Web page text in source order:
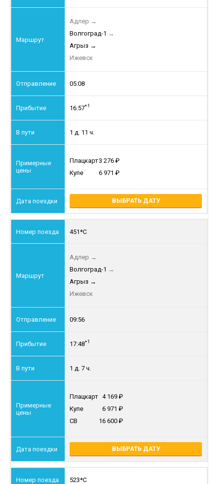
Адлер →
Волгоград-1 →
Агрыз →
Ижевск
05:08
16:57+1
1 д. 11 ч.
Плацкарт3 276
Купе
6 971
ВЫБРАТЬ ДАТУ
451*С
Адлер →
Волгоград-1 →
Агрыз →
Ижевск
09:56
17:48+1
1 д. 7 ч.
Плацкарт 4 169
Купе
6 971
СВ
16 600
ВЫБРАТЬ ДАТУ
523*С